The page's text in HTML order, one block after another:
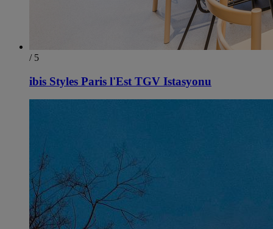
/ 5
ibis Styles Paris l'Est TGV Istasyonu